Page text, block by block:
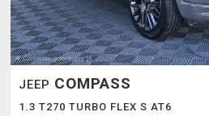
JEEP COMPASS
1.3 T270 TURBO FLEX S AT6